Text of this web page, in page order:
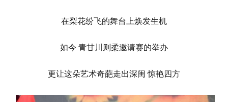
在梨花纷飞的舞台上焕发生机
如今 青甘川则柔邀请赛的举办
更让这朵艺术奇葩走出深闺 惊艳四方